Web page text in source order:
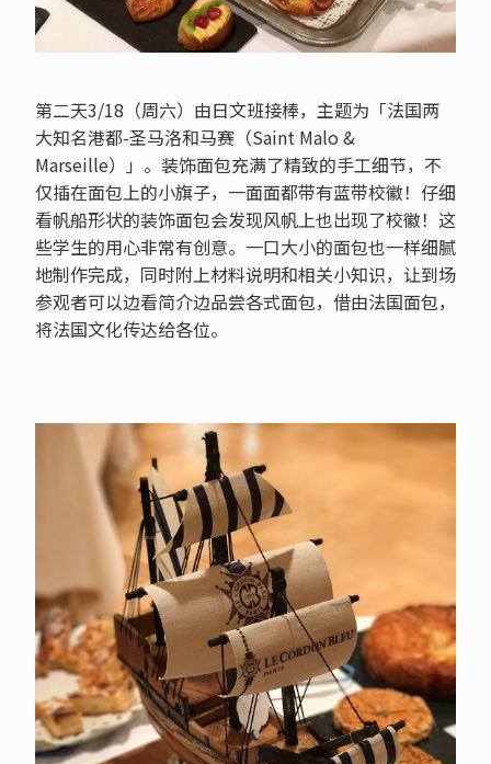
第二天3/18（周六）由日文班接棒，主题为「法国两
大知名港都-圣马洛和马赛（Saint Malo &
Marseille）」。装饰面包充满了精致的手工细节，不
仅插在面包上的小旗子，一面面都带有蓝带校徽！仔细
看帆船形状的装饰面包会发现风帆上也出现了校徽！这
些学生的用心非常有创意。一口大小的面包也一样细腻
地制作完成，同时附上材料说明和相关小知识，让到场
参观者可以边看简介边品尝各式面包，借由法国面包，
将法国文化传达给各位。